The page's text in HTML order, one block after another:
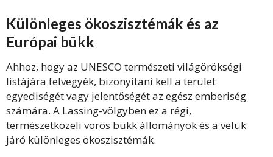
Különleges ökoszisztémák és az
Európai bükk
Ahhoz, hogy az UNESCO természeti világörökségi
listájára felvegyék, bizonyítani kell a terület
egyediségét vagy jelentőségét az egész emberiség
számára. A Lassing-völgyben ez a régi,
természetközeli vörös bükk állományok és a velük
járó különleges ökoszisztémák.